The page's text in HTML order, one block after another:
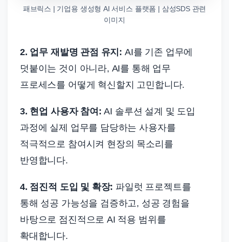
패브릭스 | 기업용 생성형 AI 서비스 플랫폼 | 삼성SDS 관련
이미지
2. 업무 재발명 관점 유지: AI를 기존 업무에
덧붙이는 것이 아니라, AI를 통해 업무
프로세스를 어떻게 혁신할지 고민합니다.
3. 현업 사용자 참여: AI 솔루션 설계 및 도입
과정에 실제 업무를 담당하는 사용자를
적극적으로 참여시켜 현장의 목소리를
반영합니다.
4. 점진적 도입 및 확장: 파일럿 프로젝트를
통해 성공 가능성을 검증하고, 성공 경험을
바탕으로 점진적으로 AI 적용 범위를
확대합니다.